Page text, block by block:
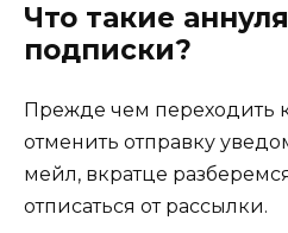
Что такие
подписки?
Прежде чем переходить
отменить отправку
мейл, вкратце
отписаться от рассылки.